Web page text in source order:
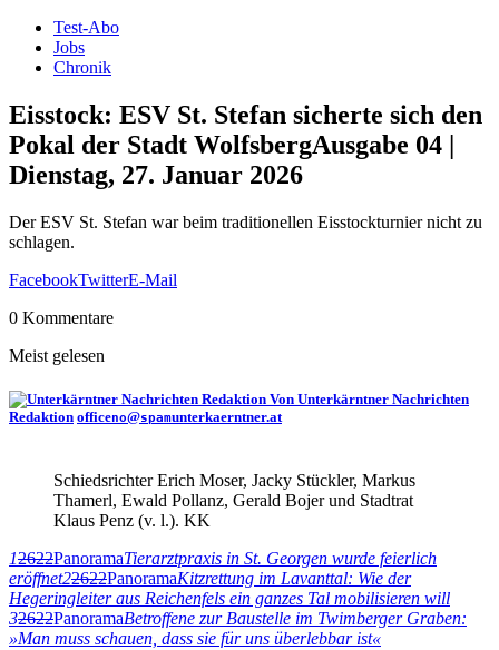
Test-Abo
Jobs
Chronik
Eisstock: ESV St. Stefan sicherte sich den
Pokal der Stadt WolfsbergAusgabe 04 |
Dienstag, 27. Januar 2026
Der ESV St. Stefan war beim traditionellen Eisstockturnier nicht zu
schlagen.
FacebookTwitterE-Mail
0 Kommentare
Meist gelesen
Von Unterkärntner Nachrichten
Redaktion officeno@spamunterkaerntner.at
Schiedsrichter Erich Moser, Jacky Stückler, Markus
Thamerl, Ewald Pollanz, Gerald Bojer und Stadtrat
Klaus Penz (v. l.). KK
12622PanoramaTierarztpraxis in St. Georgen wurde feierlich
eröffnet22622PanoramaKitzrettung im Lavanttal: Wie der
Hegeringleiter aus Reichenfels ein ganzes Tal mobilisieren will
32622PanoramaBetroffene zur Baustelle im Twimberger Graben:
»Man muss schauen, dass sie für uns überlebbar ist«